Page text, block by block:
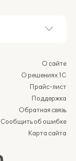
О сайте
О решениях 1С
Прайс-лист
Поддержка
Обратная связь
Сообщить об ошибке
Карта сайта